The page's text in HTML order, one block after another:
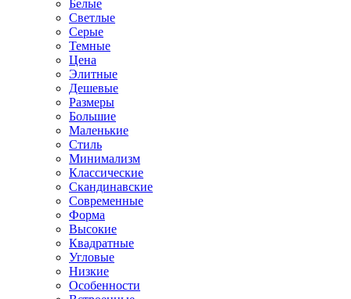
Белые
Светлые
Серые
Темные
Цена
Элитные
Дешевые
Размеры
Большие
Маленькие
Стиль
Минимализм
Классические
Скандинавские
Современные
Форма
Высокие
Квадратные
Угловые
Низкие
Особенности